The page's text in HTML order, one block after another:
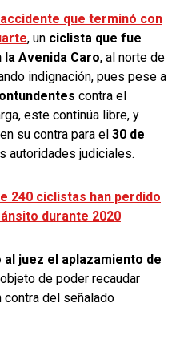
que terminó con
, un ciclista que fue
Avenida Caro, al norte de
indignación, pues pese a
contra el
este continúa libre, y
su contra para el 30 de
autoridades judiciales.
240 ciclistas han perdido
durante 2020
juez el aplazamiento de
de poder recaudar
contra del señalado